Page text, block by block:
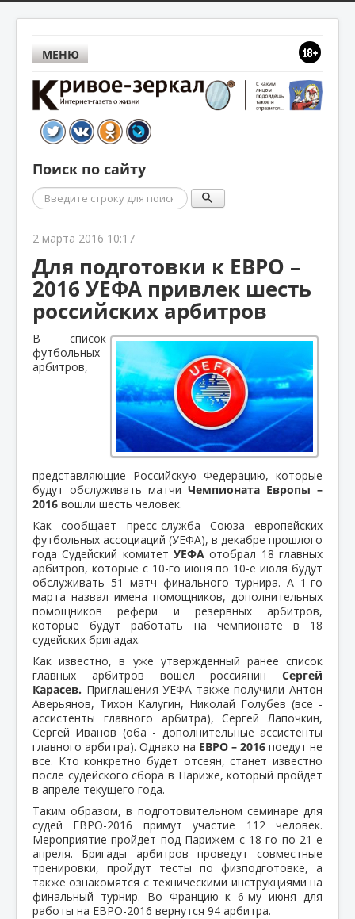
МЕНЮ
Поиск по сайту
Поиск
2 марта 2016 10:17
Для подготовки к ЕВРО –
2016 УЕФА привлек шесть
российских арбитров
В список
футбольных
арбитров,
представляющие Российскую Федерацию, которые
будут обслуживать матчи Чемпионата Европы –
2016 вошли шесть человек.
Как сообщает пресс-служба Союза европейских
футбольных ассоциаций (УЕФА), в декабре прошлого
года Судейский комитет УЕФА отобрал 18 главных
арбитров, которые с 10-го июня по 10-е июля будут
обслуживать 51 матч финального турнира. А 1-го
марта назвал имена помощников, дополнительных
помощников рефери и резервных арбитров,
которые будут работать на чемпионате в 18
судейских бригадах.
Как известно, в уже утвержденный ранее список
главных арбитров вошел россиянин Сергей
Карасев. Приглашения УЕФА также получили Антон
Аверьянов, Тихон Калугин, Николай Голубев (все -
ассистенты главного арбитра), Сергей Лапочкин,
Сергей Иванов (оба - дополнительные ассистенты
главного арбитра). Однако на ЕВРО – 2016 поедут не
все. Кто конкретно будет отсеян, станет известно
после судейского сбора в Париже, который пройдет
в апреле текущего года.
Таким образом, в подготовительном семинаре для
судей ЕВРО-2016 примут участие 112 человек.
Мероприятие пройдет под Парижем с 18-го по 21-е
апреля. Бригады арбитров проведут совместные
тренировки, пройдут тесты по физподготовке, а
также ознакомятся с техническими инструкциями на
финальный турнир. Во Францию к 6-му июня для
работы на ЕВРО-2016 вернутся 94 арбитра.